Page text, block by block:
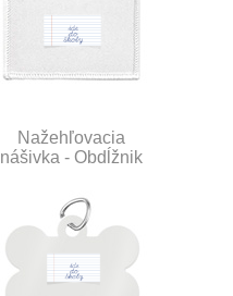
Nažehľovacia
nášivka - Obdĺžnik